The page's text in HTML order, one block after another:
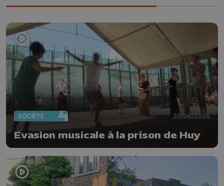
SOCIÉTÉ 20/06/2026
Evasion musicale à la prison de Huy